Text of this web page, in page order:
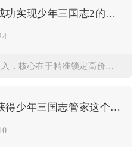
如何成功实现少年三国志2的千亿收入
成功实现少年三国志2千亿收入，核心在于精准锁定高价值付费点、...
如何获得少年三国志管家这个角色